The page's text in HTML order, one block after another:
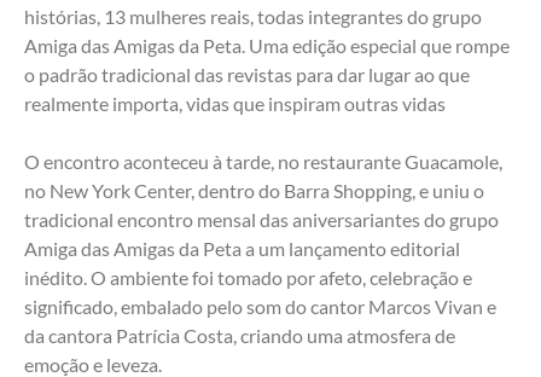
histórias, 13 mulheres reais, todas integrantes do grupo
Amiga das Amigas da Peta. Uma edição especial que rompe
o padrão tradicional das revistas para dar lugar ao que
realmente importa, vidas que inspiram outras vidas
O encontro aconteceu à tarde, no restaurante Guacamole,
no New York Center, dentro do Barra Shopping, e uniu o
tradicional encontro mensal das aniversariantes do grupo
Amiga das Amigas da Peta a um lançamento editorial
inédito. O ambiente foi tomado por afeto, celebração e
significado, embalado pelo som do cantor Marcos Vivan e
da cantora Patrícia Costa, criando uma atmosfera de
emoção e leveza.